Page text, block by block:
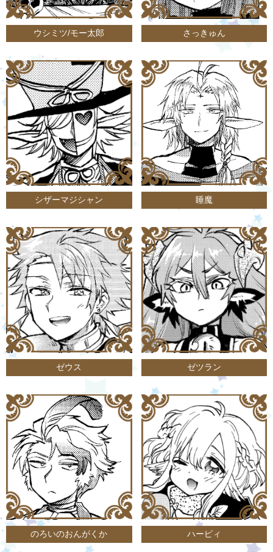
ウシミツ/モー太郎 さっきゅん
シザーマジシャン 睡魔
ゼウス ゼツラン
のろいのおんがくか ハーピィ